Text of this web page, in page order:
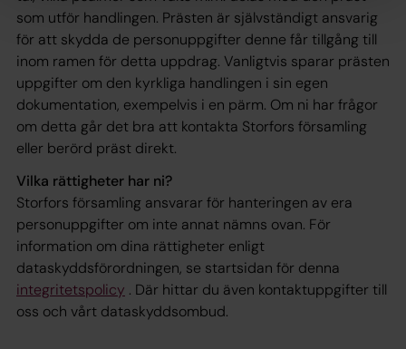
som utför handlingen. Prästen är självständigt ansvarig
för att skydda de personuppgifter denne får tillgång till
inom ramen för detta uppdrag. Vanligtvis sparar prästen
uppgifter om den kyrkliga handlingen i sin egen
dokumentation, exempelvis i en pärm. Om ni har frågor
om detta går det bra att kontakta Storfors församling
eller berörd präst direkt.
Vilka rättigheter har ni?
Storfors församling ansvarar för hanteringen av era
personuppgifter om inte annat nämns ovan. För
information om dina rättigheter enligt
dataskyddsförordningen, se startsidan för denna
integritetspolicy . Där hittar du även kontaktuppgifter till
oss och vårt dataskyddsombud.